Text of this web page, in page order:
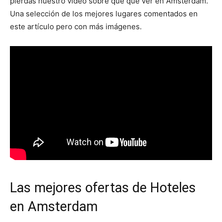
Una selección de los mejores lugares comentados en
este artículo pero con más imágenes.
Las mejores ofertas de Hoteles
en Amsterdam